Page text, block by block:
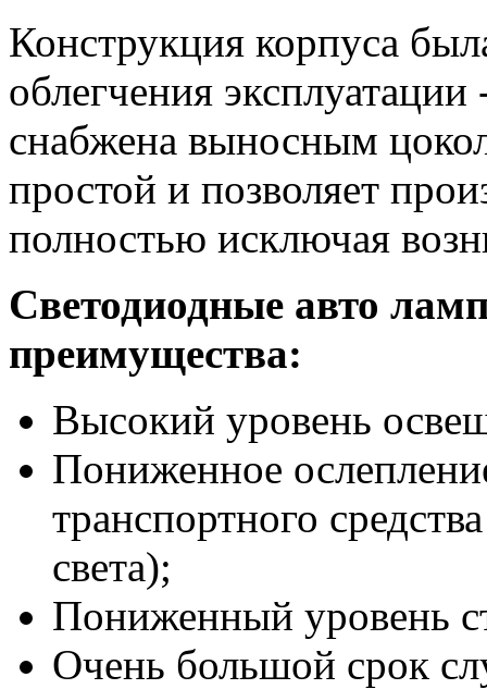
Конструкция корпуса
облегчения
снабжена выносным
простой и позволяет
полностью исключая
Светодиодные авто
преимущества:
Высокий уровень
Пониженное
транспортного
света);
Пониженный уровень
Очень большой срок